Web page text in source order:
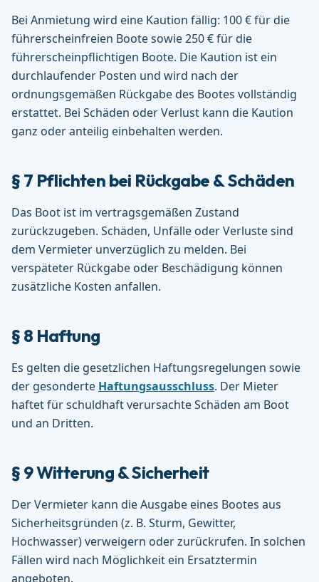
Bei Anmietung wird eine Kaution fällig: 100 € für die
führerscheinfreien Boote sowie 250 € für die
führerscheinpflichtigen Boote. Die Kaution ist ein
durchlaufender Posten und wird nach der
ordnungsgemäßen Rückgabe des Bootes vollständig
erstattet. Bei Schäden oder Verlust kann die Kaution
ganz oder anteilig einbehalten werden.
§ 7 Pflichten bei Rückgabe & Schäden
Das Boot ist im vertragsgemäßen Zustand
zurückzugeben. Schäden, Unfälle oder Verluste sind
dem Vermieter unverzüglich zu melden. Bei
verspäteter Rückgabe oder Beschädigung können
zusätzliche Kosten anfallen.
§ 8 Haftung
Es gelten die gesetzlichen Haftungsregelungen sowie
der gesonderte Haftungsausschluss. Der Mieter
haftet für schuldhaft verursachte Schäden am Boot
und an Dritten.
§ 9 Witterung & Sicherheit
Der Vermieter kann die Ausgabe eines Bootes aus
Sicherheitsgründen (z. B. Sturm, Gewitter,
Hochwasser) verweigern oder zurückrufen. In solchen
Fällen wird nach Möglichkeit ein Ersatztermin
angeboten.